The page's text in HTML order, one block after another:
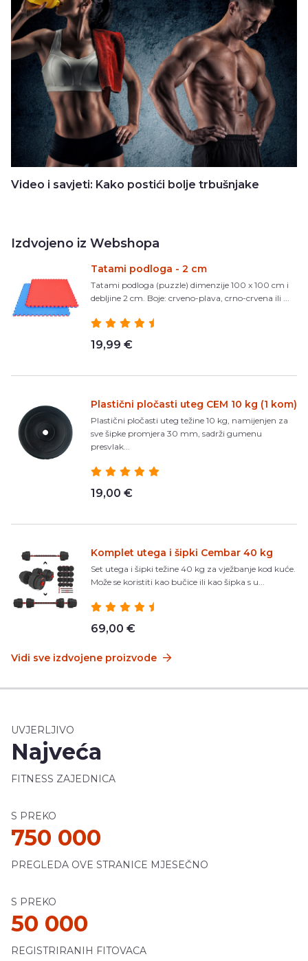
Video i savjeti: Kako postići bolje trbušnjake
Izdvojeno iz Webshopa
Tatami podloga - 2 cm
Tatami podloga (puzzle) dimenzije 100 x 100 cm i
debljine 2 cm. Boje: crveno-plava, crno-crvena ili ...
19,99 €
Plastični pločasti uteg CEM 10 kg (1 kom)
Plastični pločasti uteg težine 10 kg, namijenjen za
sve šipke promjera 30 mm, sadrži gumenu
presvlak...
19,00 €
Komplet utega i šipki Cembar 40 kg
Set utega i šipki težine 40 kg za vježbanje kod kuće.
Može se koristiti kao bučice ili kao šipka s u...
69,00 €
Vidi sve izdvojene proizvode
UVJERLJIVO
Najveća
FITNESS ZAJEDNICA
S PREKO
750 000
PREGLEDA OVE STRANICE MJESEČNO
S PREKO
50 000
REGISTRIRANIH FITOVACA